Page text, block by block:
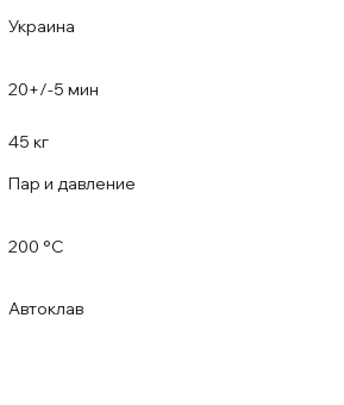
Украина
20+/-5 мин
45 кг
Пар и давление
200 °С
Автоклав